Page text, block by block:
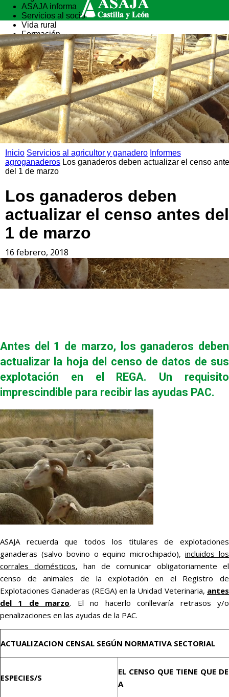
ASAJA informa
Servicios al socio
Vida rural
Formación
Inicio Servicios al agricultor y ganadero Informes
agroganaderos Los ganaderos deben actualizar el censo
del 1 de marzo
Los ganaderos deben
actualizar el censo antes del
1 de marzo
16 febrero, 2018
Antes del 1 de marzo, los ganaderos deben
actualizar la hoja del censo de datos de sus
explotación en el REGA. Un requisito
imprescindible para recibir las ayudas PAC.
ASAJA recuerda que todos los titulares de explotaciones
ganaderas (salvo bovino o equino microchipado),incluidos los
corrales domésticos, han de comunicar obligatoriamente el
censo de animales de la explotación en el Registro de
Explotaciones Ganaderas (REGA) en la Unidad Veterinaria, antes
del 1 de marzo. El no hacerlo conllevaría retrasos y/o
penalizaciones en las ayudas de la PAC.
ACTUALIZACION CENSAL SEGÚN NORMATIVA SECTORIAL
ESPECIES/S
EL CENSO QUE TIENE QUE
A